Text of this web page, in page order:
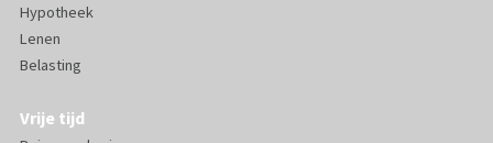
Hypotheek
Lenen
Belasting
Vrije tijd